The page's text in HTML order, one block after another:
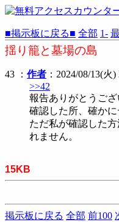
■掲示板に戻る■ 全部 1-
揺り籠と墓場の島
43 ： 作者 ：2024/08/13(
>>42
報告ありがとうござ
確認した所、確か
ただ私が確認した方
れません。
15KB
掲示板に戻る 全部 前100